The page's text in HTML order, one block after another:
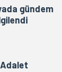
gündem
Adalet